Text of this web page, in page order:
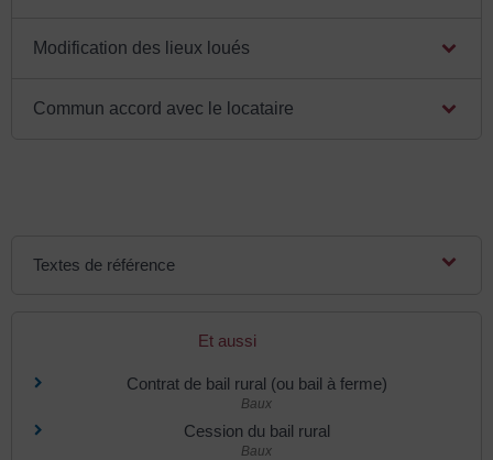
Modification des lieux loués
Commun accord avec le locataire
Textes de référence
Et aussi
Contrat de bail rural (ou bail à ferme)
Baux
Cession du bail rural
Baux